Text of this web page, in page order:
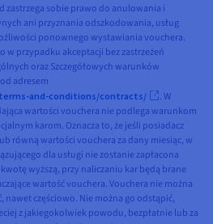
zastrzega sobie prawo do anulowania i
ani przyznania odszkodowania, usług
ponownego wystawiania vouchera.
w przypadku akceptacji bez zastrzeżeń
oraz Szczegółowych warunków
adresem
and-conditions/contracts/
. W
wartości vouchera nie podlega warunkom
karom. Oznacza to, że jeśli posiadacz
równą wartości vouchera za dany miesiąc, w
dla usługi nie zostanie zapłacona
wyższą, przy naliczaniu kar będą brane
wartość vouchera. Vouchera nie można
częściowo. Nie można go odstąpić,
z jakiegokolwiek powodu, bezpłatnie lub za